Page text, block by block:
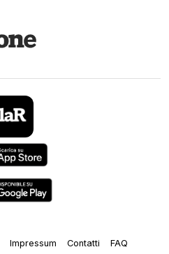
Impressum Contatti
FAQ